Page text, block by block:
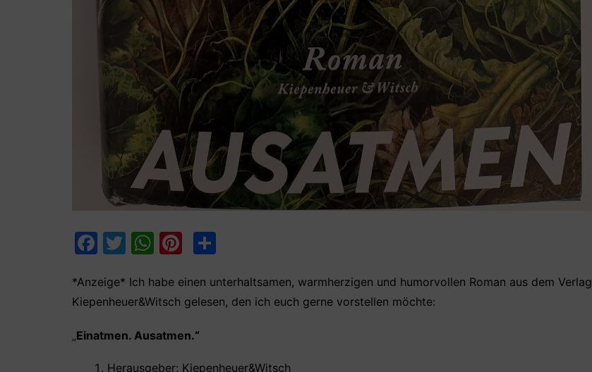
F
c
e
b
T
itt
er
W
at
s
A
Pi
er
e
st
le
n
*Anzeige* Ich habe einen unterhaltsamen, warmherzigen und humorvollen Roman aus dem Verlag
Kiepenheuer&Witsch ‎gelesen, den ich euch gerne vorstellen möchte:
„Einatmen. Ausatmen.“
Herausgeber: Kiepenheuer&Witsch ‎